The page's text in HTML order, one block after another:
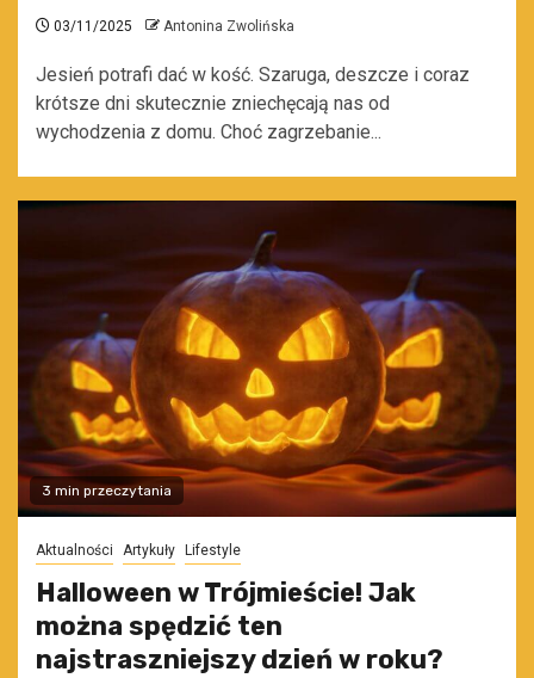
03/11/2025 Antonina Zwolińska
Jesień potrafi dać w kość. Szaruga, deszcze i coraz
krótsze dni skutecznie zniechęcają nas od
wychodzenia z domu. Choć zagrzebanie...
3 min przeczytania
Aktualności Artykuły Lifestyle
Halloween w Trójmieście! Jak
można spędzić ten
najstraszniejszy dzień w roku?